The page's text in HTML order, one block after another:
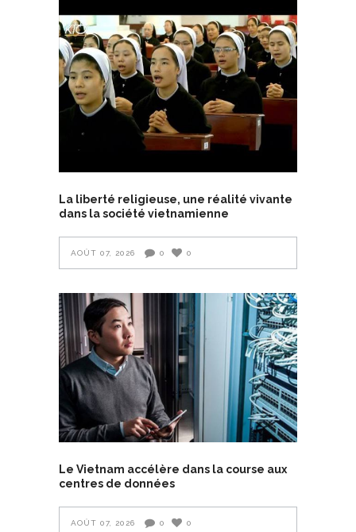
La liberté religieuse, une réalité vivante
dans la société vietnamienne
AOÛT 07, 2026 0 0
Le Vietnam accélère dans la course aux
centres de données
AOÛT 07, 2026 0 0